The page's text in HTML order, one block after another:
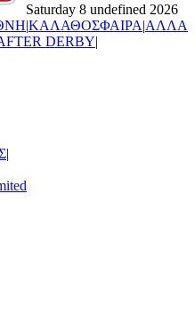
Saturday 8 undefined 2026
|ΚΑΛΑΘΟΣΦΑΙΡΑ|ΑΛΛΑ
DERBY|
|